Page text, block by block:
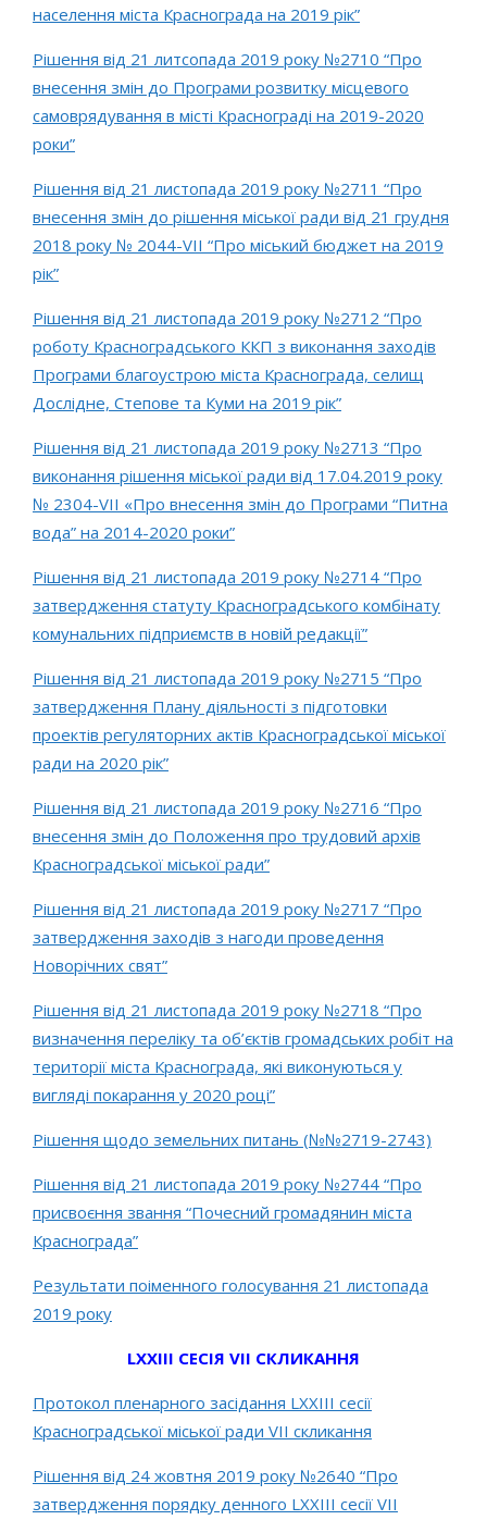
населення міста Краснограда на 2019 рік”
Рішення від 21 литсопада 2019 року №2710 “Про
внесення змін до Програми розвитку місцевого
самоврядування в місті Краснограді на 2019-2020
роки”
Рішення від 21 листопада 2019 року №2711 “Про
внесення змін до рішення міської ради від 21 грудня
2018 року № 2044-VIІ “Про міський бюджет на 2019
рік”
Рішення від 21 листопада 2019 року №2712 “Про
роботу Красноградського ККП з виконання заходів
Програми благоустрою міста Краснограда, селищ
Дослідне, Степове та Куми на 2019 рік”
Рішення від 21 листопада 2019 року №2713 “Про
виконання рішення міської ради від 17.04.2019 року
№ 2304-VIІ «Про внесення змін до Програми “Питна
вода” на 2014-2020 роки”
Рішення від 21 листопада 2019 року №2714 “Про
затвердження статуту Красноградського комбінату
комунальних підприємств в новій редакції”
Рішення від 21 листопада 2019 року №2715 “Про
затвердження Плану діяльності з підготовки
проектів регуляторних актів Красноградської міської
ради на 2020 рік”
Рішення від 21 листопада 2019 року №2716 “Про
внесення змін до Положення про трудовий архів
Красноградської міської ради”
Рішення від 21 листопада 2019 року №2717 “Про
затвердження заходів з нагоди проведення
Новорічних свят”
Рішення від 21 листопада 2019 року №2718 “Про
визначення переліку та об’єктів громадських робіт на
території міста Краснограда, які виконуються у
вигляді покарання у 2020 році”
Рішення щодо земельних питань (№№2719-2743)
Рішення від 21 листопада 2019 року №2744 “Про
присвоєння звання “Почесний громадянин міста
Краснограда”
Результати поіменного голосування 21 листопада
2019 року
LXXІІІ СЕСІЯ VII СКЛИКАННЯ
Протокол пленарного засідання LХХІІІ сесії
Красноградської міської ради VІІ скликання
Рішення від 24 жовтня 2019 року №2640 “Про
затвердження порядку денного LХХІІІ сесії VІІ